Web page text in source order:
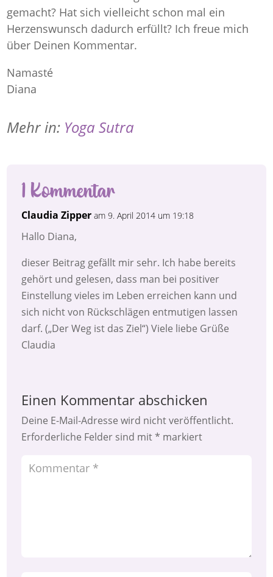
gemacht? Hat sich vielleicht schon mal ein
Herzenswunsch dadurch erfüllt? Ich freue mich
über Deinen Kommentar.
Namasté
Diana
Mehr in: Yoga Sutra
1 Kommentar
Claudia Zipper am 9. April 2014 um 19:18
Hallo Diana,
dieser Beitrag gefällt mir sehr. Ich habe bereits
gehört und gelesen, dass man bei positiver
Einstellung vieles im Leben erreichen kann und
sich nicht von Rückschlägen entmutigen lassen
darf. („Der Weg ist das Ziel“) Viele liebe Grüße
Claudia
Einen Kommentar abschicken
Deine E-Mail-Adresse wird nicht veröffentlicht.
Erforderliche Felder sind mit* markiert